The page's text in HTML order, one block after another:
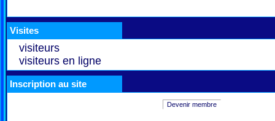
Visites
visiteurs
visiteurs en ligne
Inscription au site
Devenir membre